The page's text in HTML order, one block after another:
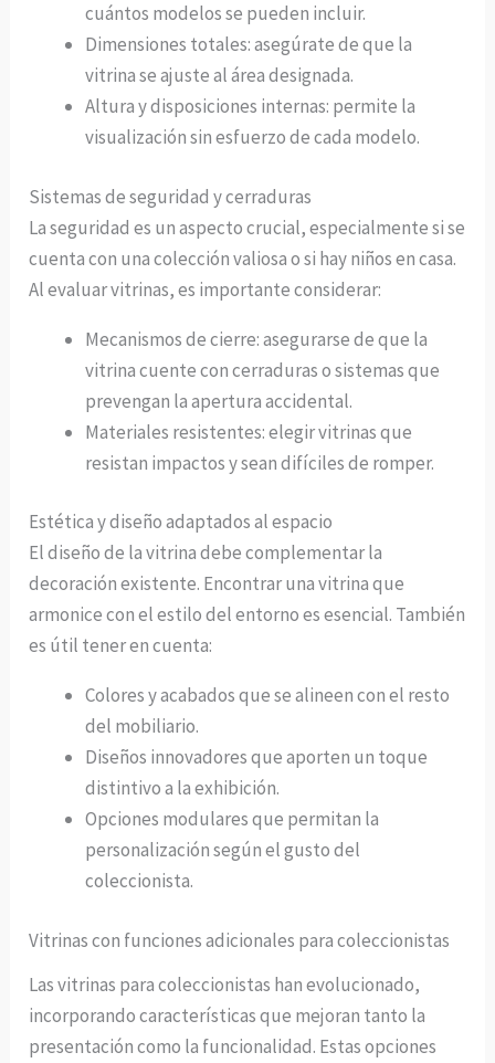
cuántos modelos se pueden incluir.
Dimensiones totales: asegúrate de que la
vitrina se ajuste al área designada.
Altura y disposiciones internas: permite la
visualización sin esfuerzo de cada modelo.
Sistemas de seguridad y cerraduras
La seguridad es un aspecto crucial, especialmente si se
cuenta con una colección valiosa o si hay niños en casa.
Al evaluar vitrinas, es importante considerar:
Mecanismos de cierre: asegurarse de que la
vitrina cuente con cerraduras o sistemas que
prevengan la apertura accidental.
Materiales resistentes: elegir vitrinas que
resistan impactos y sean difíciles de romper.
Estética y diseño adaptados al espacio
El diseño de la vitrina debe complementar la
decoración existente. Encontrar una vitrina que
armonice con el estilo del entorno es esencial. También
es útil tener en cuenta:
Colores y acabados que se alineen con el resto
del mobiliario.
Diseños innovadores que aporten un toque
distintivo a la exhibición.
Opciones modulares que permitan la
personalización según el gusto del
coleccionista.
Vitrinas con funciones adicionales para coleccionistas
Las vitrinas para coleccionistas han evolucionado,
incorporando características que mejoran tanto la
presentación como la funcionalidad. Estas opciones